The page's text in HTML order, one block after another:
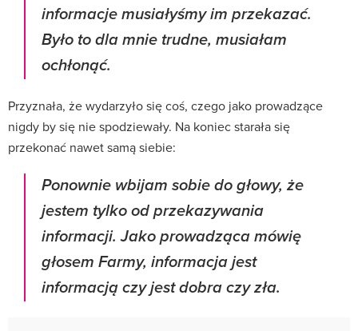
informacje musiałyśmy im przekazać.
Było to dla mnie trudne, musiałam
ochłonąć.
Przyznała, że wydarzyło się coś, czego jako prowadzące
nigdy by się nie spodziewały. Na koniec starała się
przekonać nawet samą siebie:
Ponownie wbijam sobie do głowy, że
jestem tylko od przekazywania
informacji. Jako prowadząca mówię
głosem Farmy, informacja jest
informacją czy jest dobra czy zła.